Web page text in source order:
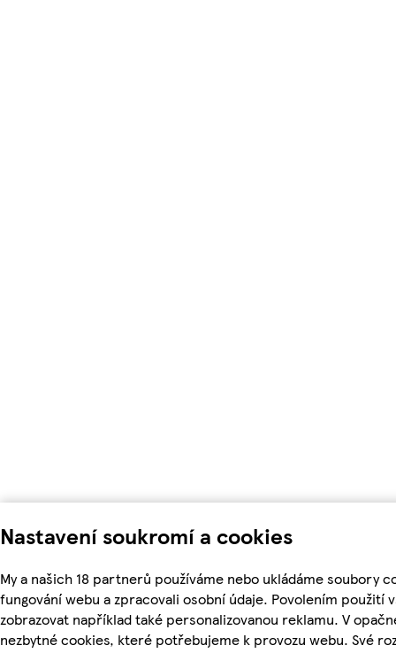
Nastavení soukromí a cookies
My a našich 18 partnerů používáme nebo ukládáme soubory
fungování webu a zpracovali osobní údaje. Povolením použití
zobrazovat například také personalizovanou reklamu. V
nezbytné cookies, které potřebujeme k provozu webu. Své